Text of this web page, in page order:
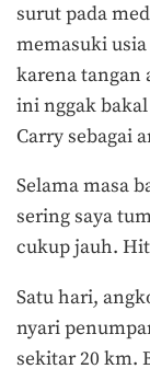
surut pada
memasuki
karena tangan
ini nggak
Carry sebagai
Selama masa
sering saya
cukup jauh.
Satu hari,
nyari
sekitar 20 km.